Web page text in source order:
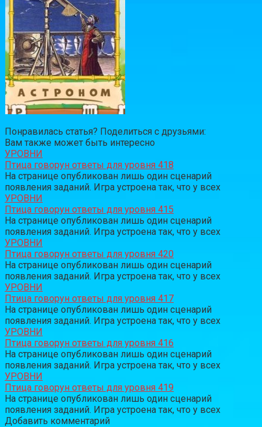
Понравилась статья? Поделиться с друзьями:
Вам также может быть интересно
УРОВНИ
Птица говорун ответы для уровня 418
На странице опубликован лишь один сценарий
появления заданий. Игра устроена так, что у всех
УРОВНИ
Птица говорун ответы для уровня 415
На странице опубликован лишь один сценарий
появления заданий. Игра устроена так, что у всех
УРОВНИ
Птица говорун ответы для уровня 420
На странице опубликован лишь один сценарий
появления заданий. Игра устроена так, что у всех
УРОВНИ
Птица говорун ответы для уровня 417
На странице опубликован лишь один сценарий
появления заданий. Игра устроена так, что у всех
УРОВНИ
Птица говорун ответы для уровня 416
На странице опубликован лишь один сценарий
появления заданий. Игра устроена так, что у всех
УРОВНИ
Птица говорун ответы для уровня 419
На странице опубликован лишь один сценарий
появления заданий. Игра устроена так, что у всех
Добавить комментарий